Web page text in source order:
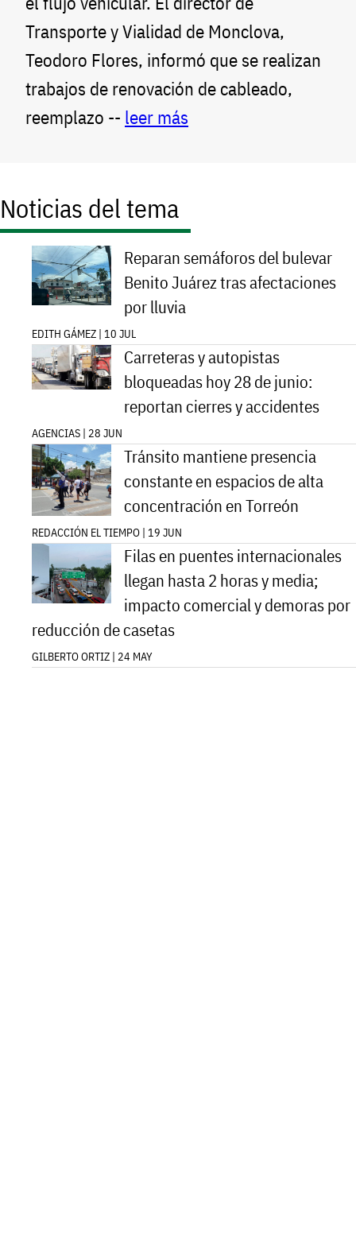
Transporte y Vialidad de Monclova,
Teodoro Flores, informó que se realizan
trabajos de renovación de cableado,
reemplazo -- leer más
Noticias del tema
Reparan semáforos del bulevar
Benito Juárez tras afectaciones
por lluvia
EDITH GÁMEZ | 10 JUL
Carreteras y autopistas
bloqueadas hoy 28 de junio:
reportan cierres y accidentes
AGENCIAS | 28 JUN
Tránsito mantiene presencia
constante en espacios de alta
concentración en Torreón
REDACCIÓN EL TIEMPO | 19 JUN
Filas en puentes internacionales
llegan hasta 2 horas y media;
impacto comercial y demoras por
reducción de casetas
GILBERTO ORTIZ | 24 MAY